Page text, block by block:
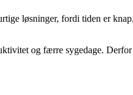
løsninger, fordi tiden er
og færre sygedage.